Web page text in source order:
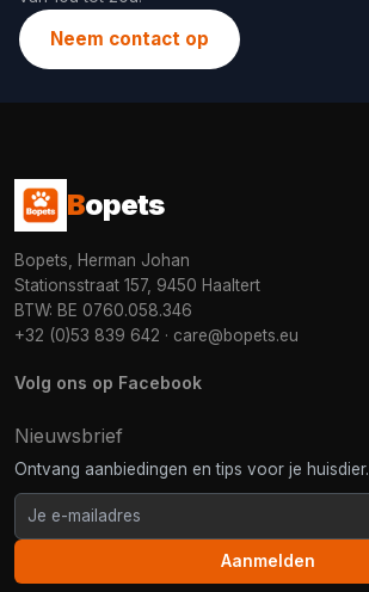
Neem contact op
Bopets
Bopets, Herman Johan
Stationsstraat 157, 9450 Haaltert
BTW: BE 0760.058.346
+32 (0)53 839 642 · care@bopets.eu
Volg ons op Facebook
Nieuwsbrief
Ontvang aanbiedingen en tips voor je huisdier.
Aanmelden